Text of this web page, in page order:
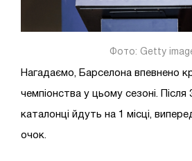
Фото: Getty
Нагадаємо, Барселона впевнено
чемпіонства у цьому сезоні. Після
каталонці йдуть на 1 місці,
очок.